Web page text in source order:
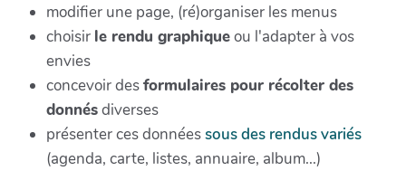
modifier une page, (ré)organiser les menus
choisir le rendu graphiqueou l'adapter à vos
envies
concevoir desformulaires pour récolter des
donnésdiverses
présenter ces donnéessous des rendus variés
(agenda, carte, listes, annuaire, album...)